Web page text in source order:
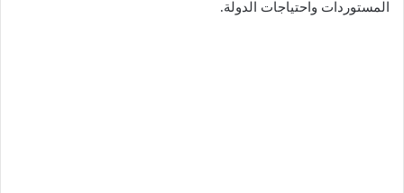
المستوردات واحتياجات الدولة.